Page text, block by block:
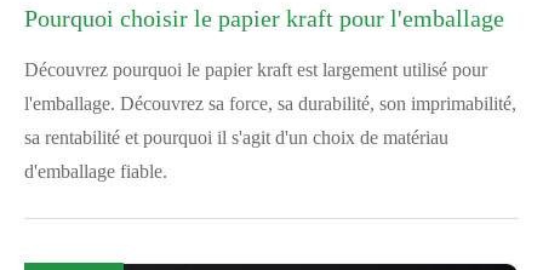
Pourquoi choisir le papier kraft pour l'emballage
Découvrez pourquoi le papier kraft est largement utilisé pour
l'emballage. Découvrez sa force, sa durabilité, son imprimabilité,
sa rentabilité et pourquoi il s'agit d'un choix de matériau
d'emballage fiable.